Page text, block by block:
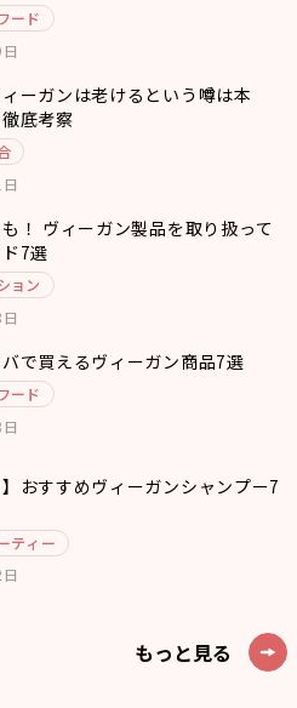
ード
ィーガンは老けるという噂は本
底考察
！ ヴィーガン製品を取り扱って
7選
ョン
バで買えるヴィーガン商品7選
ード
】おすすめヴィーガンシャンプー7
ティー
もっと見る